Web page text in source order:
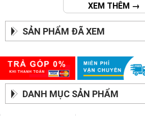
XEM THÊM →
SẢN PHẨM ĐÃ XEM
DANH MỤC SẢN PHẨM